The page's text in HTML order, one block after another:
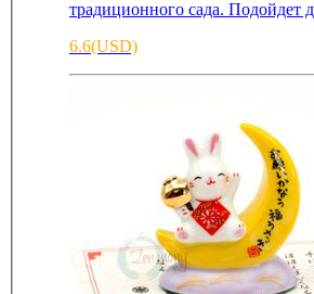
традиционного сада. Подойдет
6.6(USD)